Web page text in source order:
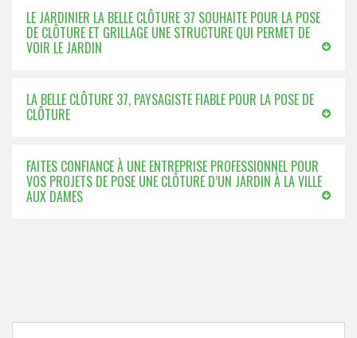
LE JARDINIER LA BELLE CLÔTURE 37 SOUHAITE POUR LA POSE
DE CLÔTURE ET GRILLAGE UNE STRUCTURE QUI PERMET DE
VOIR LE JARDIN
LA BELLE CLÔTURE 37, PAYSAGISTE FIABLE POUR LA POSE DE
CLÔTURE
FAITES CONFIANCE À UNE ENTREPRISE PROFESSIONNEL POUR
VOS PROJETS DE POSE UNE CLÔTURE D’UN JARDIN À LA VILLE
AUX DAMES